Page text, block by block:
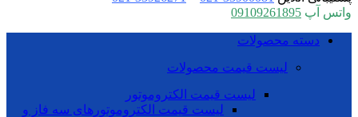
واتس آپ 09109261895
دسته محصولات
لیست قیمت محصولات
لیست قیمت الکتروموتور
لیست قیمت الکتروموتورهای سه فاز و